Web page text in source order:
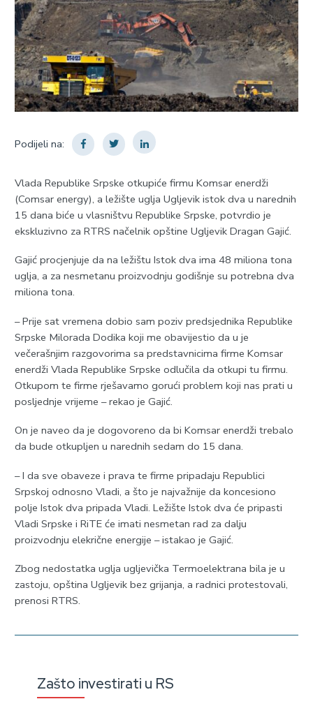
Podijeli na:
Vlada Republike Srpske otkupiće firmu Komsar enerdži
(Comsar energy), a ležište uglja Ugljevik istok dva u narednih
15 dana biće u vlasništvu Republike Srpske, potvrdio je
ekskluzivno za RTRS načelnik opštine Ugljevik Dragan Gajić.
Gajić procjenjuje da na ležištu Istok dva ima 48 miliona tona
uglja, a za nesmetanu proizvodnju godišnje su potrebna dva
miliona tona.
– Prije sat vremena dobio sam poziv predsjednika Republike
Srpske Milorada Dodika koji me obavijestio da u je
večerašnjim razgovorima sa predstavnicima firme Komsar
enerdži Vlada Republike Srpske odlučila da otkupi tu firmu.
Otkupom te firme rješavamo gorući problem koji nas prati u
posljednje vrijeme – rekao je Gajić.
On je naveo da je dogovoreno da bi Komsar enerdži trebalo
da bude otkupljen u narednih sedam do 15 dana.
– I da sve obaveze i prava te firme pripadaju Republici
Srpskoj odnosno Vladi, a što je najvažnije da koncesiono
polje Istok dva pripada Vladi. Ležište Istok dva će pripasti
Vladi Srpske i RiTE će imati nesmetan rad za dalju
proizvodnju elekrične energije – istakao je Gajić.
Zbog nedostatka uglja ugljevička Termoelektrana bila je u
zastoju, opština Ugljevik bez grijanja, a radnici protestovali,
prenosi RTRS.
Zašto investirati u RS